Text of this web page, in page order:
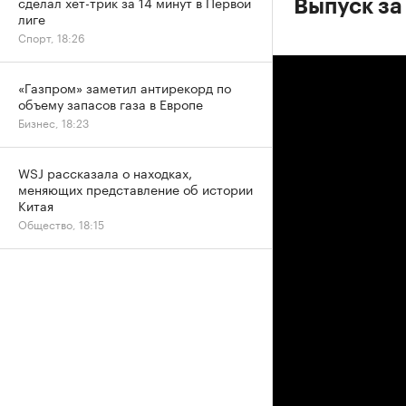
Выпуск
лиге
Спорт, 18:26
«Газпром» заметил антирекорд по
объему запасов газа в Европе
Бизнес, 18:23
WSJ рассказала о находках,
меняющих представление об истории
Китая
Общество, 18:15